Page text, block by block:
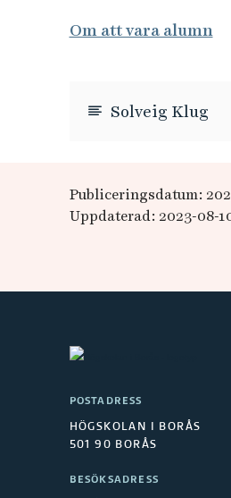
Om att vara alumn
Solveig Klug
Publiceringsdatum:
Uppdaterad: 2023-08-
POSTADRESS
HÖGSKOLAN I BORÅS
501 90 BORÅS
BESÖKSADRESS